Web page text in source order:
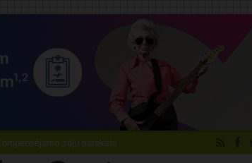
zāļu saraksts